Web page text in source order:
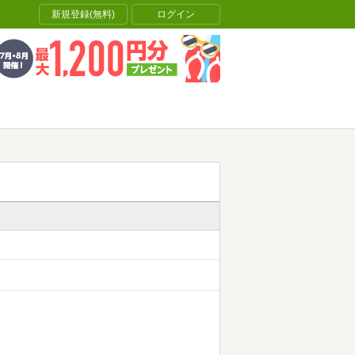
新規登録(無料) ログイン